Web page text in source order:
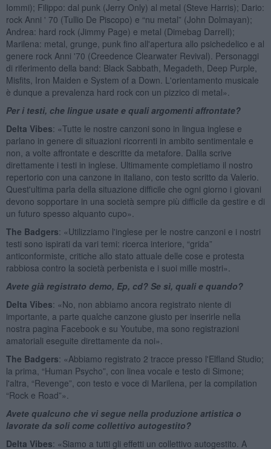
Iommi); Filippo: dal punk (Jerry Only) al metal (Steve Harris); Dario:
rock Anni ' 70 (Tullio De Piscopo) e “nu metal” (John Dolmayan);
Andrea: hard rock (Jimmy Page) e metal (Dimebag Darrell);
Marilena: metal, grunge, punk fino all'apertura allo psichedelico e al
genere rock Anni '70 (Creedence Clearwater Revival). Personaggi
di riferimento della band: Black Sabbath, Megadeth, Deep Purple,
Misfits, Iron Maiden e System of a Down. L'orientamento musicale
è dunque a prevalenza hard rock con un pizzico di metal».
Per i testi, che lingue usate e quali argomenti affrontate?
Delta Vibes: «Tutte le nostre canzoni sono in lingua inglese e
parlano in genere di situazioni ricorrenti in ambito sentimentale e
non, a volte affrontate e descritte da metafore. Dalila scrive
direttamente i testi in inglese. Ultimamente completiamo il nostro
repertorio con una canzone in italiano, con testo scritto da Valerio.
Quest'ultima parla della situazione difficile che ogni giorno i giovani
devono sopportare in una società sempre più difficile da gestire e di
un futuro spesso alquanto cupo».
The Badgers: «Utilizziamo l'inglese per le nostre canzoni e i nostri
testi sono ispirati da vari temi: ricerca interiore, “grida”
anticonformiste, critiche allo stato attuale delle cose e protesta
rabbiosa contro la società perbenista e i suoi mille mostri».
Avete già registrato demo, Ep, cd? Se sì, quali e quando?
Delta Vibes: «No, non abbiamo ancora registrato niente di
importante, a parte qualche canzone giusto per inserirle nella
nostra pagina Facebook e su Youtube, ma sono registrazioni
amatoriali eseguite direttamente da noi».
The Badgers: «Abbiamo registrato 2 tracce presso l'Elfland Studio;
la prima, “Human Psycho”, con linea vocale e testo di Simone;
l'altra, “Revenge”, con testo e voce di Marilena, per la compilation
“Rock e Road”».
Avete qualcuno che vi segue nella produzione artistica o
lavorate da soli come collettivo autogestito?
Delta Vibes: «Siamo a tutti gli effetti un collettivo autogestito. A